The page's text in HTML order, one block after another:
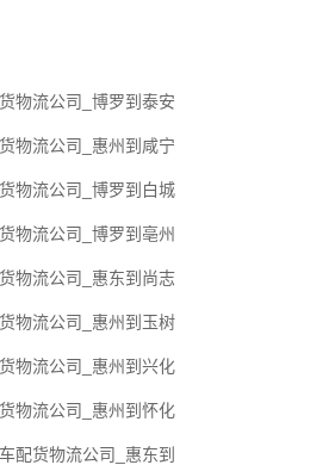
物流公司_博罗到泰安
物流公司_惠州到咸宁
物流公司_博罗到白城
物流公司_博罗到亳州
物流公司_惠东到尚志
物流公司_惠州到玉树
物流公司_惠州到兴化
物流公司_惠州到怀化
配货物流公司_惠东到